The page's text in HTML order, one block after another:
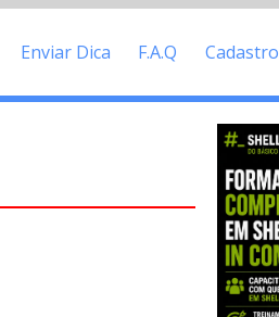
Enviar Dica F.A.Q Cadastro